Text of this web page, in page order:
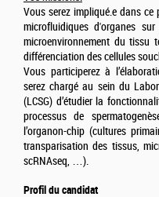
Vous serez impliqué.e dans
microfluidiques d'organes
microenvironnement du tissu
différenciation des cellules
Vous participerez à
serez chargé au sein du
(LCSG) d’étudier la
processus de
l’organon-chip (cultures
transparisation des tissus,
scRNAseq, …).
Profil du candidat